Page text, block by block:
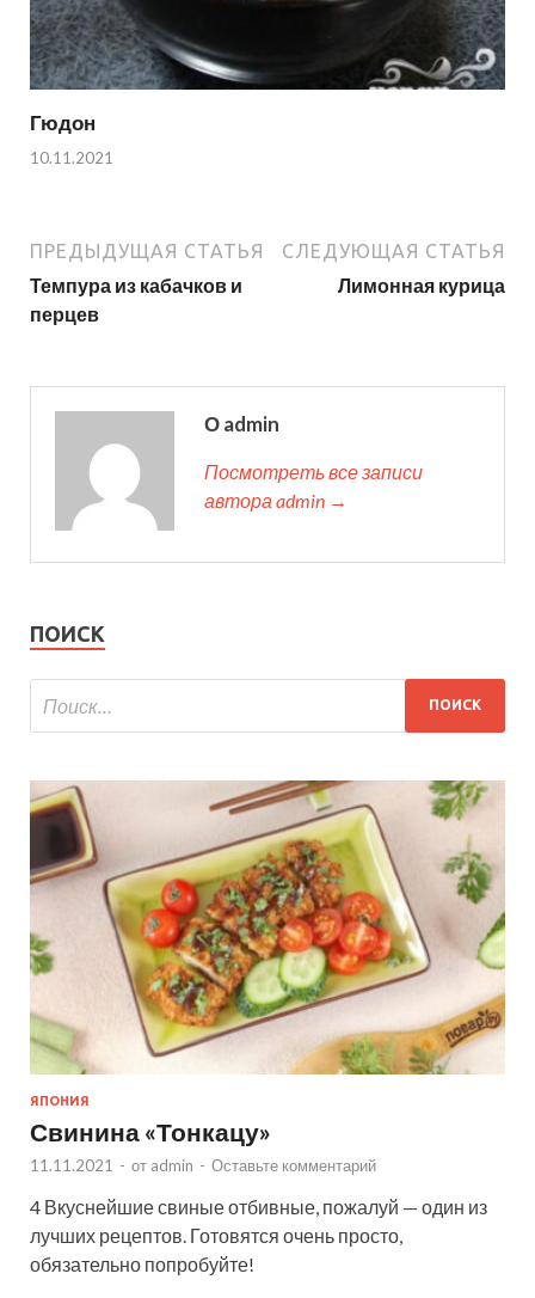
Гюдон
10.11.2021
ПРЕДЫДУЩАЯ СТАТЬЯ
Темпура из кабачков и
перцев
СЛЕДУЮЩАЯ СТАТЬЯ
Лимонная курица
О admin
Посмотреть все записи
автора admin →
ПОИСК
ЯПОНИЯ
Свинина «Тонкацу»
11.11.2021 - от admin - Оставьте комментарий
4 Вкуснейшие свиные отбивные, пожалуй — один из
лучших рецептов. Готовятся очень просто,
обязательно попробуйте!